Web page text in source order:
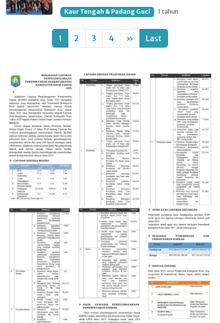
Kaur Tengah & Padang Guci 1 tahun
1 2 3 4 » Last